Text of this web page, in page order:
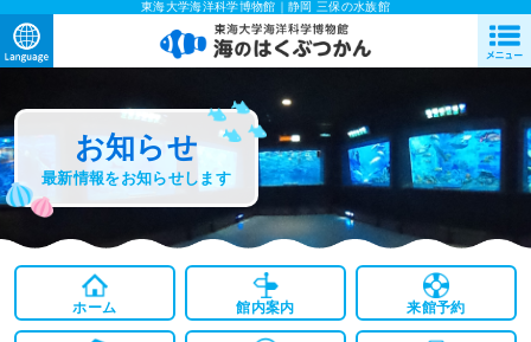
東海大学海洋科学博物館｜静岡 三保の水族館
お知らせ
最新情報をお知らせします
ホーム 館内案内 来館予約